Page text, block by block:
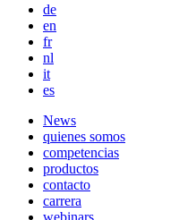
de
en
fr
nl
it
es
Main
navigation
News
quienes somos
competencias
productos
contacto
carrera
webinars